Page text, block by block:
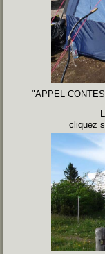
"APPEL
cliquez